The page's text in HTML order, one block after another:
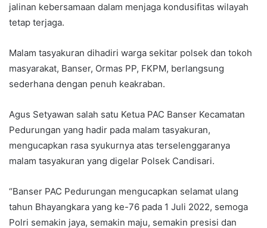
jalinan kebersamaan dalam menjaga kondusifitas wilayah
tetap terjaga.
Malam tasyakuran dihadiri warga sekitar polsek dan tokoh
masyarakat, Banser, Ormas PP, FKPM, berlangsung
sederhana dengan penuh keakraban.
Agus Setyawan salah satu Ketua PAC Banser Kecamatan
Pedurungan yang hadir pada malam tasyakuran,
mengucapkan rasa syukurnya atas terselenggaranya
malam tasyakuran yang digelar Polsek Candisari.
“Banser PAC Pedurungan mengucapkan selamat ulang
tahun Bhayangkara yang ke-76 pada 1 Juli 2022, semoga
Polri semakin jaya, semakin maju, semakin presisi dan